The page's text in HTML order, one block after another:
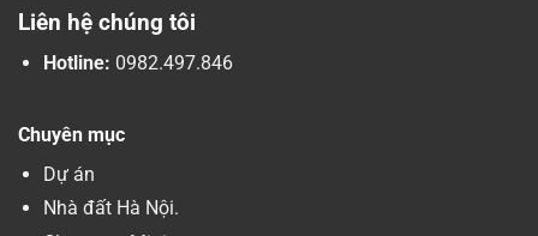
Liên hệ chúng tôi
Hotline: 0982.497.846
Chuyên mục
Dự án
Nhà đất Hà Nội.